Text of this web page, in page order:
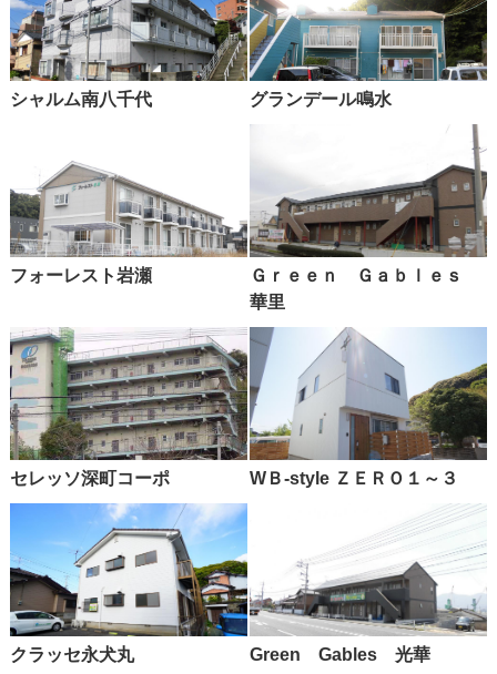
シャルム南八千代 グランデール鳴水
フォーレスト岩瀬
Ｇｒｅｅｎ Ｇａｂｌｅｓ
華里
セレッソ深町コーポ WＢ-style ＺＥＲＯ１～３
クラッセ永犬丸 Green Gables 光華